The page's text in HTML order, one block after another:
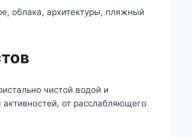
чистой водой и
от расслабляющего